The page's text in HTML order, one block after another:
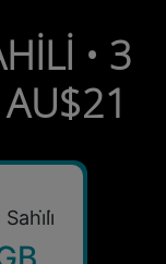
• 3
Sahi̇li̇